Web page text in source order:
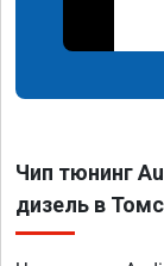
Чип тюнинг
дизель в